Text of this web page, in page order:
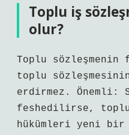
Toplu iş
olur?
Toplu
toplu sözleşmesinin
erdirmez. Önemli:
feshedilirse, toplu
hükümleri yeni bir